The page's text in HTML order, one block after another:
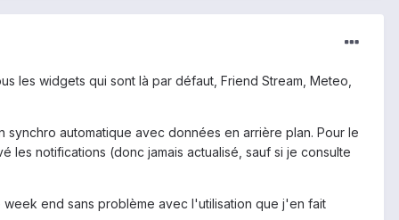
les widgets qui sont là par défaut, Friend Stream, Meteo,
automatique avec données en arrière plan. Pour le
notifications (donc jamais actualisé, sauf si je consulte
week end sans problème avec l'utilisation que j'en fait